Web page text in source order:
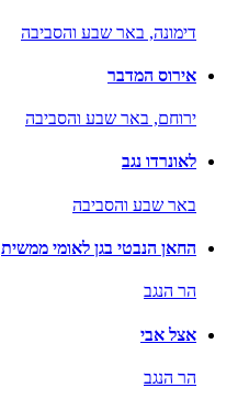
דימונה, באר שבע והסביבה
אירוס המדבר
ירוחם, באר שבע והסביבה
לאונרדו נגב
באר שבע והסביבה
החאן הנבטי בגן לאומי ממשית
הר הנגב
אצל אבי
הר הנגב